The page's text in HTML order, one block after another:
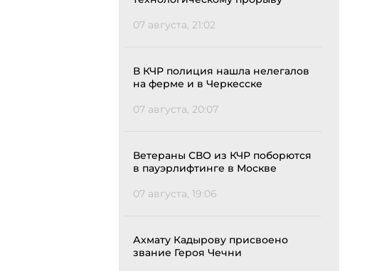
07 августа, 21:02
В КЧР полиция нашла нелегалов
на ферме и в Черкесске
07 августа, 20:07
Ветераны СВО из КЧР поборются
в пауэрлифтинге в Москве
07 августа, 19:06
Ахмату Кадырову присвоено
звание Героя Чечни